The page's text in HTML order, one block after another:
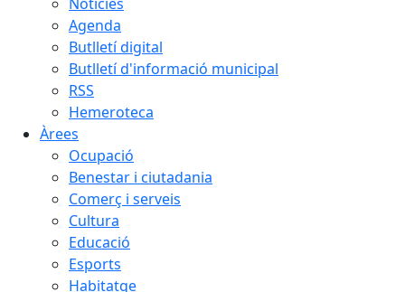
Agenda
Butlletí digital
Butlletí d'informació municipal
RSS
Hemeroteca
Àrees
Ocupació
Benestar i ciutadania
Comerç i serveis
Cultura
Educació
Esports
Habitatge